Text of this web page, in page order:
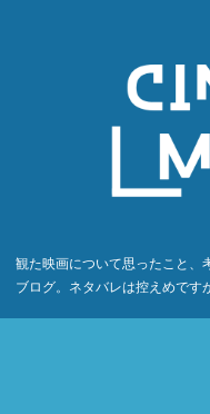
観た映画について思ったこと、
ブログ。ネタバレは控えめです